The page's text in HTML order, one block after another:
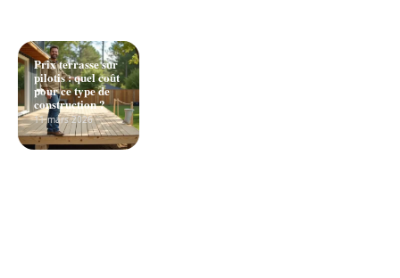
Prix terrasse sur
pilotis : quel coût
pour ce type de
construction ?
11 mars 2026